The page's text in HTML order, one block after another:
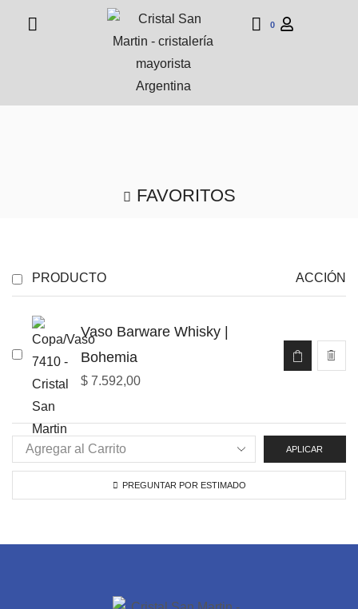
0
FAVORITOS
PRODUCTO ACCIÓN
Vaso Barware Whisky |
Bohemia
$7.592,00
APLICAR
PREGUNTAR POR ESTIMADO